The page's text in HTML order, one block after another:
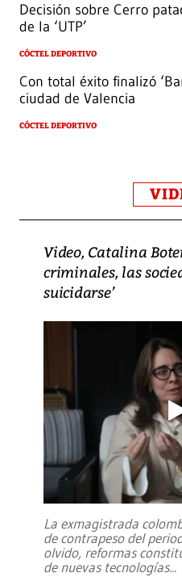
Decisión sobre Cerro
de la ‘UTP’
CÓCTEL DEPORTIVO
Con total éxito finalizó
ciudad de Valencia
CÓCTEL DEPORTIVO
Video, Catalina
criminales, las
suicidarse’
La exmagistrada
de contrapeso del
olvido, reformas
de nuevas tecnologías...